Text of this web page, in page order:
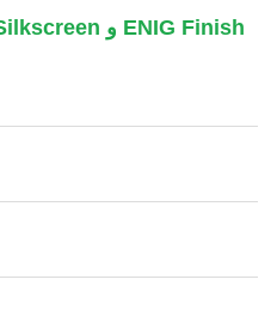
ENIG Finish و Optional Silkscreen و Mask Color